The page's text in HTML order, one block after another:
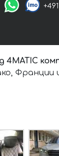
4MATIC
Франции